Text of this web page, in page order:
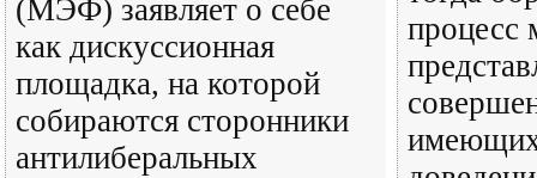
(МЭФ) заявляет о себе
как дискуссионная
площадка, на которой
собираются сторонники
антилиберальных
процесс